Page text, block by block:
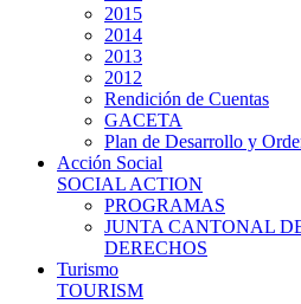
2015
2014
2013
2012
Rendición de Cuentas
GACETA
Plan de Desarrollo y
Acción Social
SOCIAL ACTION
PROGRAMAS
JUNTA CANTONAL
DERECHOS
Turismo
TOURISM